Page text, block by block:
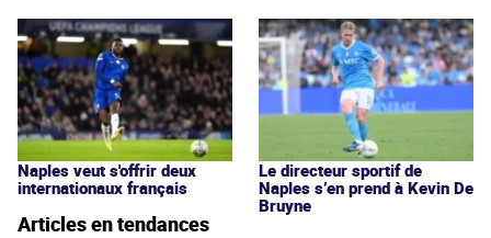
Naples veut s'offrir deux
internationaux français
Le directeur sportif de
Naples s’en prend à Kevin De
Bruyne
Articles en tendances